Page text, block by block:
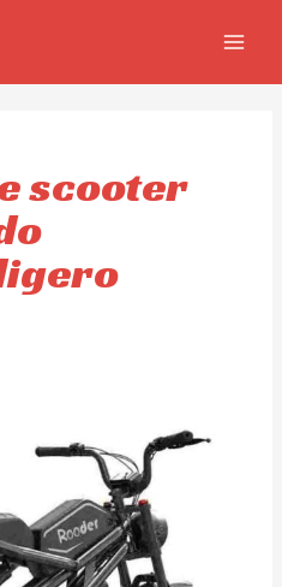
scooter